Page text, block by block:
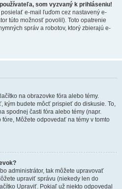
som vyzvaný k prihláseniu!
e-mail ľuďom cez nastavený e-
túto možnosť povolil). Toto opatrenie
správ a robotov, ktorý zbierajú e-
na obrazovke fóra alebo témy.
kým budete môcť prispieť do diskusie. To,
spodnej časti fóra alebo témy (napr.
Môžete odpovedať na témy v tomto
administrátor, tak môžete upravovať
upraviť správu (niekedy len do
Upraviť. Pokiaľ už niekto odpovedal